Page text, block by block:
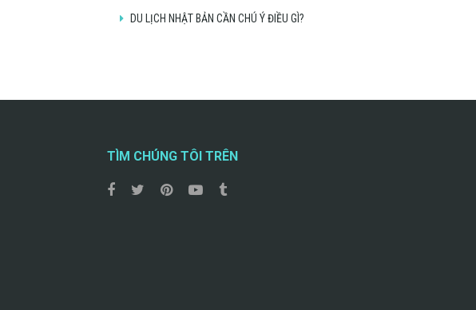
DU LỊCH NHẬT BẢN CẦN CHÚ Ý ĐIỀU GÌ?
TÌM CHÚNG TÔI TRÊN